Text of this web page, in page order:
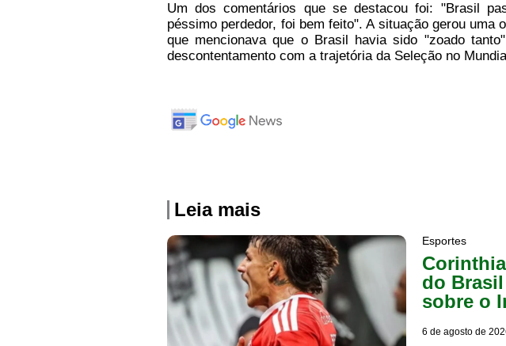
Um dos comentários que se destacou foi: "Brasil
péssimo perdedor, foi bem feito". A situação gerou uma
que mencionava que o Brasil havia sido "zoado
descontentamento com a trajetória da Seleção no
Leia mais
Esportes
do
sobre o
6 de agosto de